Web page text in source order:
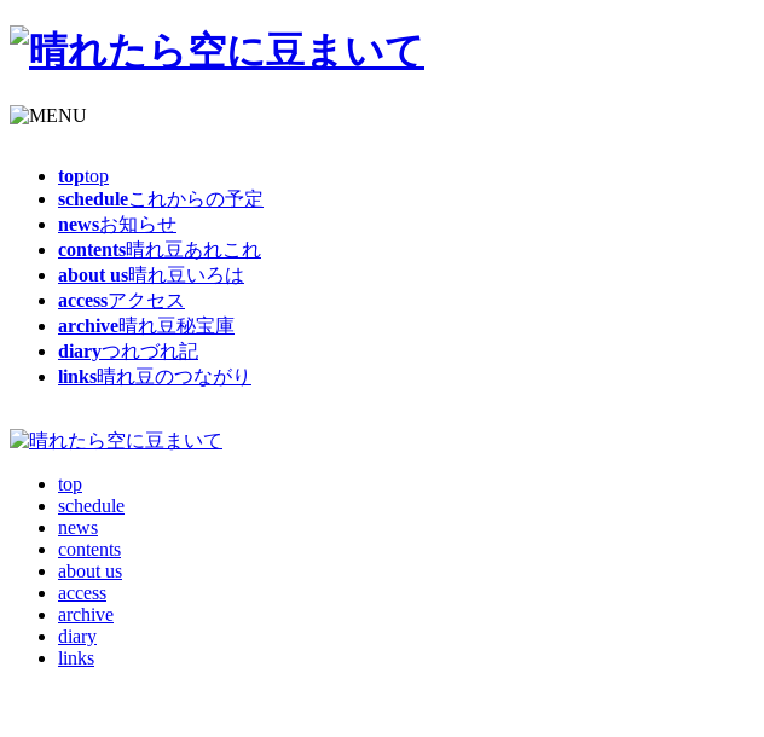
toptop
scheduleこれからの予定
newsお知らせ
contents晴れ豆あれこれ
about us晴れ豆いろは
accessアクセス
archive晴れ豆秘宝庫
diaryつれづれ記
links晴れ豆のつながり
top
schedule
news
contents
about us
access
archive
diary
links